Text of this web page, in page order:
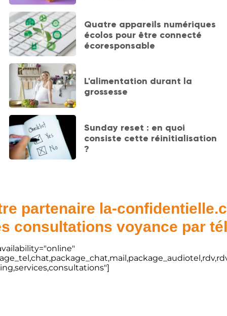
Quatre appareils numériques
écolos pour être connecté
écoresponsable
L'alimentation durant la
grossesse
Sunday reset : en quoi
consiste cette réinitialisation
?
partenaire la-
consultations voyance par